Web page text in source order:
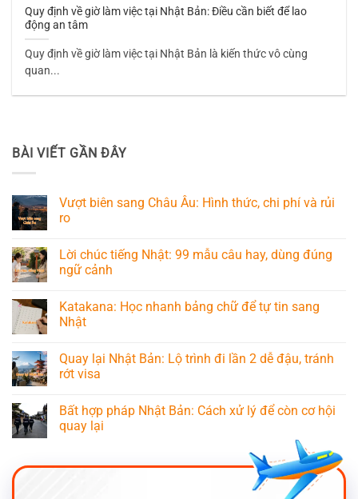
Quy định về giờ làm việc tại Nhật Bản: Điều cần biết để lao
động an tâm
Quy định về giờ làm việc tại Nhật Bản là kiến thức vô cùng
quan...
BÀI VIẾT GẦN ĐÂY
Vượt biên sang Châu Âu: Hình thức, chi phí và rủi
ro
Lời chúc tiếng Nhật: 99 mẫu câu hay, dùng đúng
ngữ cảnh
Katakana: Học nhanh bảng chữ để tự tin sang
Nhật
Quay lại Nhật Bản: Lộ trình đi lần 2 dễ đậu, tránh
rớt visa
Bất hợp pháp Nhật Bản: Cách xử lý để còn cơ hội
quay lại